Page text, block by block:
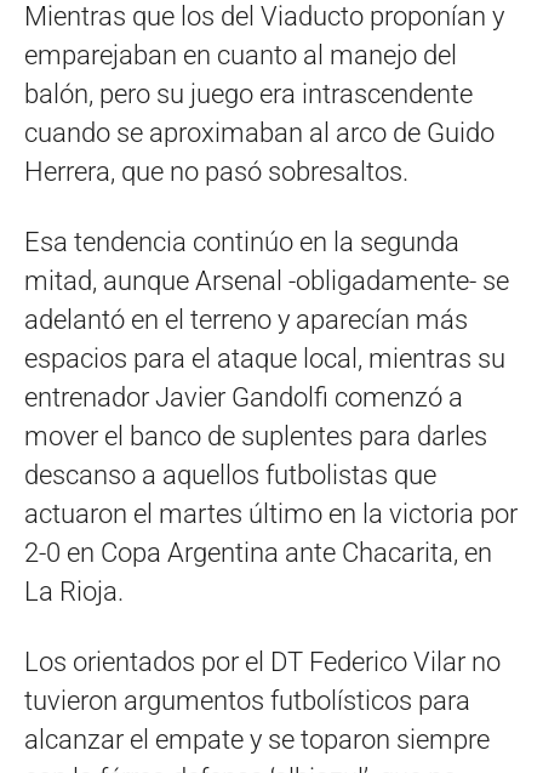
Mientras que los del Viaducto proponían y
emparejaban en cuanto al manejo del
balón, pero su juego era intrascendente
cuando se aproximaban al arco de Guido
Herrera, que no pasó sobresaltos.
Esa tendencia continúo en la segunda
mitad, aunque Arsenal -obligadamente- se
adelantó en el terreno y aparecían más
espacios para el ataque local, mientras su
entrenador Javier Gandolfi comenzó a
mover el banco de suplentes para darles
descanso a aquellos futbolistas que
actuaron el martes último en la victoria por
2-0 en Copa Argentina ante Chacarita, en
La Rioja.
Los orientados por el DT Federico Vilar no
tuvieron argumentos futbolísticos para
alcanzar el empate y se toparon siempre